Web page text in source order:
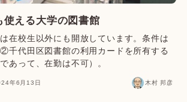
使える大学の図書館
在校生以外にも開放しています。条件は
千代田区図書館の利用カードを所有する
あって、在勤は不可）。
年6月13日 木村 邦彦